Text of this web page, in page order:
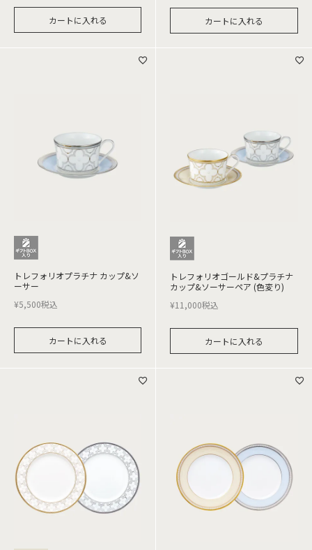
カートに入れる カートに入れる
トレフォリオプラチナ カップ&ソ
ーサー
¥5,500税込
カートに入れる
トレフォリオゴールド&プラチナ
カップ&ソーサーペア (色変り)
¥11,000税込
カートに入れる